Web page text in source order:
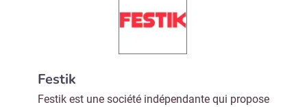
Festik
Festik est une société indépendante qui propose